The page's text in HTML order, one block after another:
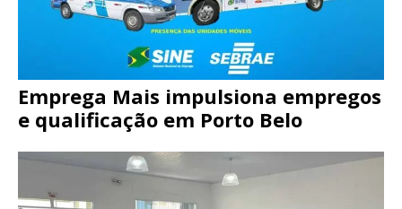
Emprega Mais impulsiona empregos
e qualificação em Porto Belo